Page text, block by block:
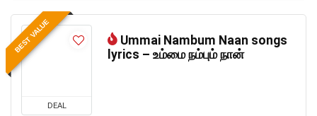
BEST VALUE
DEAL
Ummai Nambum Naan songs
lyrics – உம்மை நம்பும் நான்